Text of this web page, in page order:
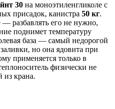
30 на моноэтиленгликоле с
присадок, канистра 50 кг.
— разбавлять его не нужно,
поднимет температуру
база — самый недорогой
но она ядовита при
применяется только в
физически не
из крана.